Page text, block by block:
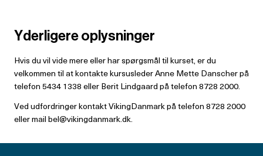
Yderligere oplysninger
Hvis du vil vide mere eller har spørgsmål til kurset, er du
velkommen til at kontakte kursusleder Anne Mette Danscher på
telefon 5434 1338 eller Berit Lindgaard på telefon 8728 2000.
Ved udfordringer kontakt VikingDanmark på telefon 8728 2000
eller mail bel@vikingdanmark.dk.